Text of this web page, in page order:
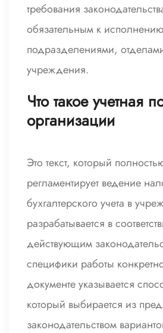
требования
обязательным к
подразделениями,
учреждения.
Что такое учетная
организации
Это текст, который
регламентирует ведение
бухгалтерского учета в
разрабатывается в
действующим
специфики работы
документе указывается
который выбирается из
законодательством